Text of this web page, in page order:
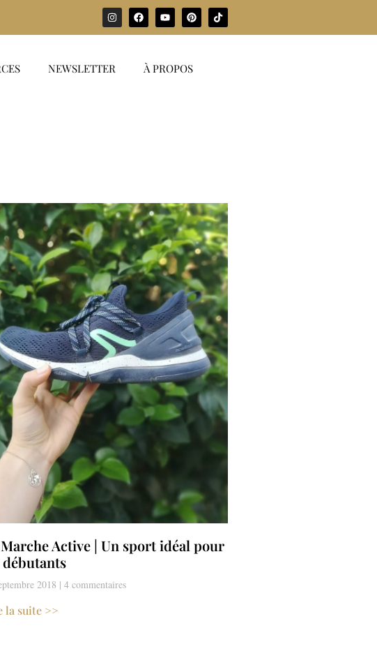
NEWSLETTER À PROPOS
Active | Un sport idéal pour
débutants
2018 4 commentaires
la suite >>